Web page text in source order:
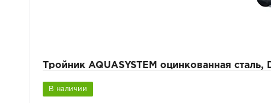
Тройник AQUASYSTEM оцинкованная сталь,
В наличии